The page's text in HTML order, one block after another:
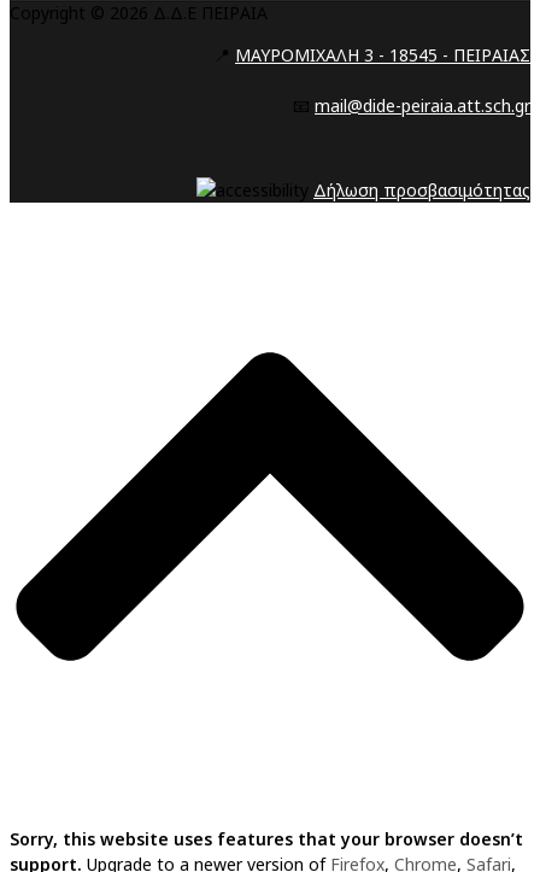
Copyright © 2026 Δ.Δ.Ε ΠΕΙΡΑΙΑ
📍 ΜΑΥΡΟΜΙΧΑΛΗ 3 - 18545 - ΠΕΙΡΑΙΑΣ
📧 mail@dide-peiraia.att.sch.gr
Δήλωση προσβασιμότητας
Sorry, this website uses features that your browser doesn’t
support. Upgrade to a newer version of Firefox, Chrome, Safari,